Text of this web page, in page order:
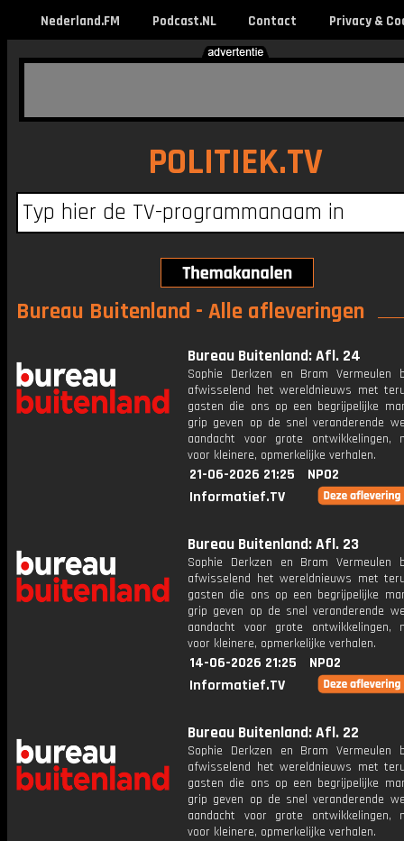
Nederland.FM Podcast.NL Contact Privacy &
POLITIEK.TV
Bureau Buitenland - Alle afleveringen
Bureau Buitenland: Afl. 24
Sophie Derkzen en Bram Vermeulen
afwisselend het wereldnieuws met
gasten die ons op een begrijpelijke
grip geven op de snel veranderende
aandacht voor grote ontwikkelingen,
voor kleinere, opmerkelijke verhalen.
21-06-2026 21:25
NPO2
Informatief.TV
Bureau Buitenland: Afl. 23
Sophie Derkzen en Bram Vermeulen
afwisselend het wereldnieuws met
gasten die ons op een begrijpelijke
grip geven op de snel veranderende
aandacht voor grote ontwikkelingen,
voor kleinere, opmerkelijke verhalen.
14-06-2026 21:25
NPO2
Informatief.TV
Bureau Buitenland: Afl. 22
Sophie Derkzen en Bram Vermeulen
afwisselend het wereldnieuws met
gasten die ons op een begrijpelijke
grip geven op de snel veranderende
aandacht voor grote ontwikkelingen,
voor kleinere, opmerkelijke verhalen.